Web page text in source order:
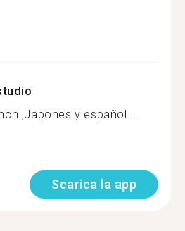
,Japones y español...
Scarica la app